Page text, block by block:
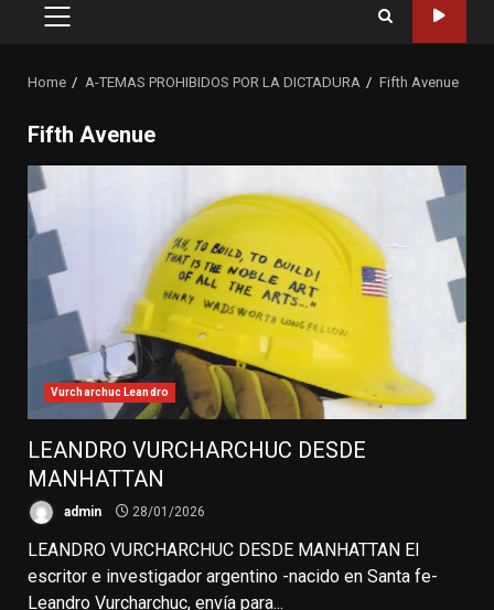
Primary
Home A-TEMAS PROHIBIDOS POR LA DICTADURA Fifth Avenue
Fifth Avenue
Vurcharchuc Leandro
LEANDRO VURCHARCHUC DESDE
MANHATTAN
admin 28/01/2026
LEANDRO VURCHARCHUC DESDE MANHATTAN El
escritor e investigador argentino -nacido en Santa fe-
Leandro Vurcharchuc, envía para...